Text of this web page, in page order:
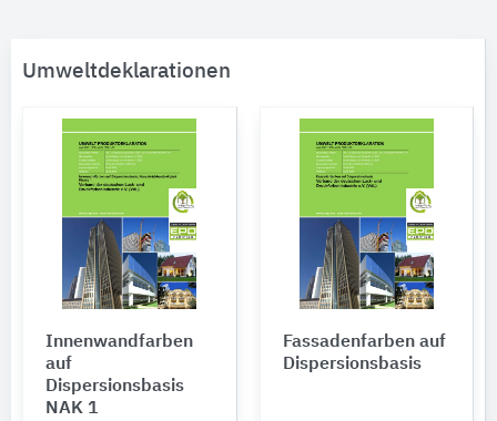
Umweltdeklarationen
Innenwandfarben
auf
Dispersionsbasis
NAK 1
Fassadenfarben auf
Dispersionsbasis